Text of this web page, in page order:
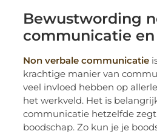
Bewustwording
communicatie
Non verbale communicatie
krachtige manier van
veel invloed hebben op
het werkveld. Het is
communicatie hetzelfde zegt
boodschap. Zo kun je je